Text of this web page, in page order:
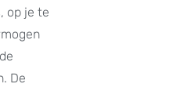
op je te
De